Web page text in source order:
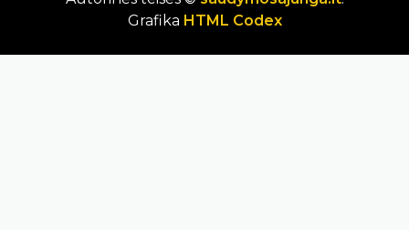
Grafika HTML Codex